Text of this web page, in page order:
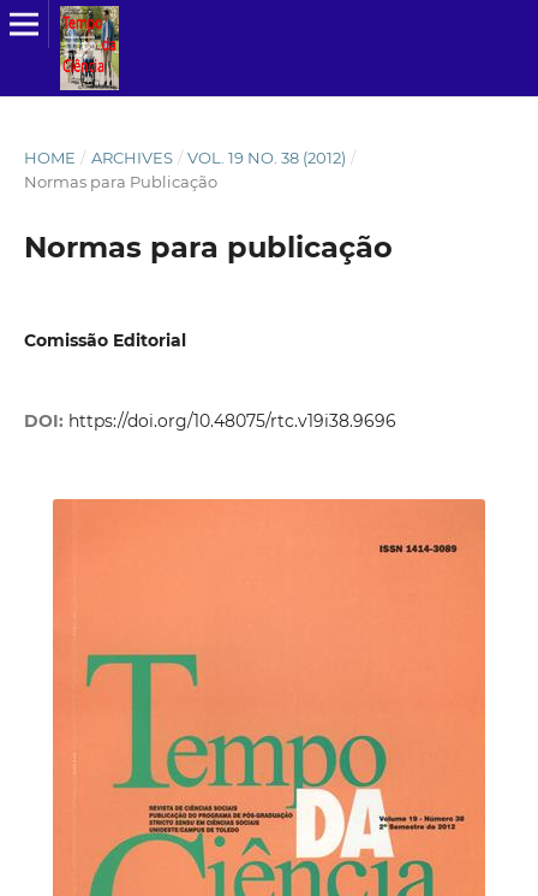
HOME / ARCHIVES / VOL. 19 NO. 38 (2012) /
Normas para Publicação
Normas para publicação
Comissão Editorial
DOI: https://doi.org/10.48075/rtc.v19i38.9696